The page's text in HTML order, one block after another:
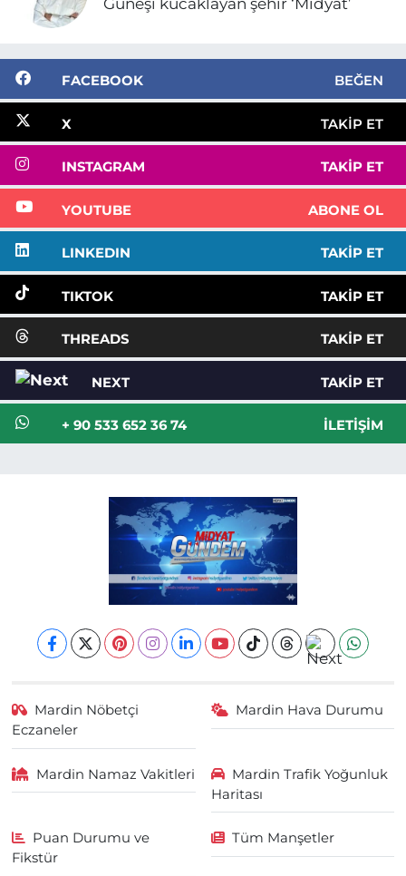
FACEBOOK BEĞEN
X TAKIP ET
INSTAGRAM TAKIP ET
YOUTUBE ABONE OL
LINKEDIN TAKIP ET
TIKTOK TAKIP ET
THREADS TAKIP ET
NEXT TAKIP ET
+ 90 533 652 36 74 İLETIŞIM
Mardin Nöbetçi
Eczaneler
Mardin Hava Durumu
Mardin Namaz Vakitleri
Mardin Trafik Yoğunluk
Haritası
Puan Durumu ve
Fikstür
Tüm Manşetler